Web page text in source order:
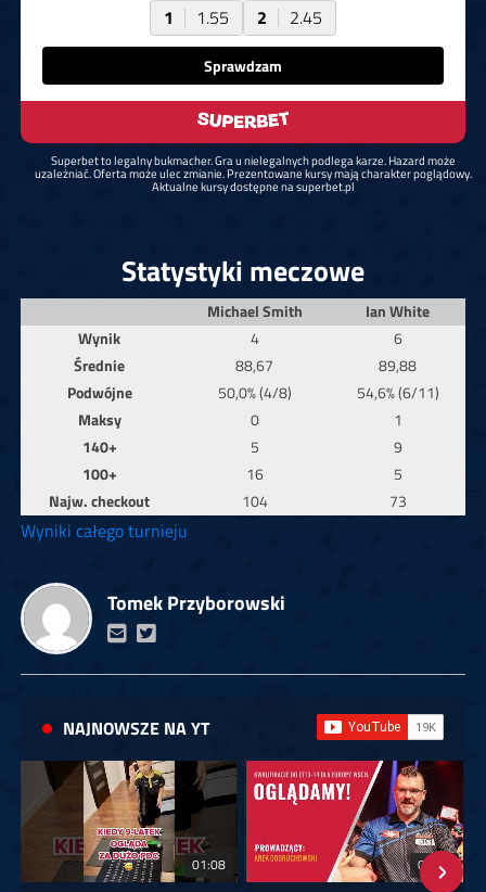
1
1.55 2 2.45
Sprawdzam
Superbet to legalny bukmacher. Gra u nielegalnych podlega karze. Hazard może
uzależniać. Oferta może ulec zmianie. Prezentowane kursy mają charakter poglądowy.
Aktualne kursy dostępne na superbet.pl
Statystyki meczowe
Michael Smith
Ian White
Wynik
4
6
Średnie
88,67
89,88
Podwójne
50,0% (4/8)
54,6% (6/11)
Maksy
0
1
140+
5
9
100+
16
5
Najw. checkout
104 73
Wyniki całego turnieju
Tomek Przyborowski
NAJNOWSZE NA YT
01:08 00:00